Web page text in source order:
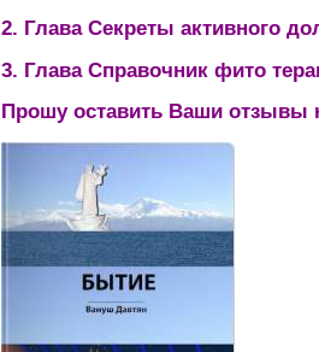
2. Глава Секреты активного
3. Глава Справочник фито
Прошу оставить Ваши отзывы